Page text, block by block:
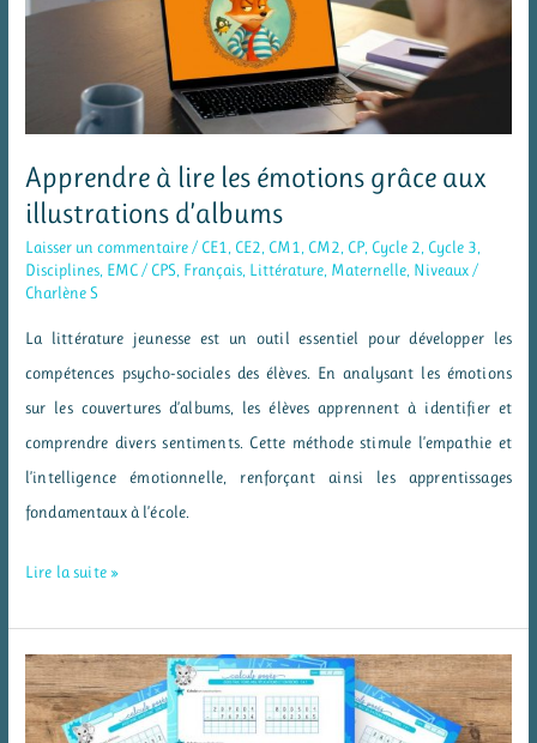
Apprendre à lire les émotions grâce aux
illustrations d’albums
Laisser un commentaire/ CE1, CE2, CM1, CM2, CP, Cycle 2, Cycle 3,
Disciplines, EMC / CPS, Français, Littérature, Maternelle, Niveaux/
Charlène S
La littérature jeunesse est un outil essentiel pour développer les
compétences psycho-sociales des élèves. En analysant les émotions
sur les couvertures d’albums, les élèves apprennent à identifier et
comprendre divers sentiments. Cette méthode stimule l’empathie et
l’intelligence émotionnelle, renforçant ainsi les apprentissages
fondamentaux à l’école.
Apprendre
les
émotions
Lire la suite »